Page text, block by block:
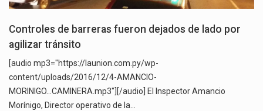
Controles de barreras fueron dejados de lado por
agilizar tránsito
[audio mp3="https://launion.com.py/wp-
content/uploads/2016/12/4-AMANCIO-
MORINIGO...CAMINERA.mp3"][/audio] El Inspector Amancio
Morínigo, Director operativo de la…